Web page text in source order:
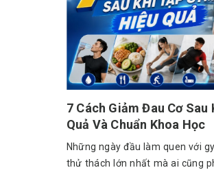
7 Cách Giảm Đau Cơ Sau
Quả Và Chuẩn Khoa Học
Những ngày đầu làm quen với
thử thách lớn nhất mà ai cũng